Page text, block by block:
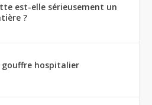
est-elle sérieusement un
?
gouffre hospitalier